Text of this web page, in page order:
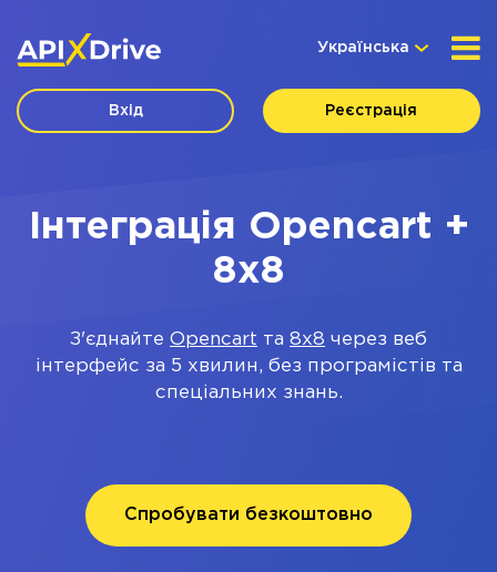
Українська
Вхід Реєстрація
Інтеграція Opencart +
8x8
З'єднайте Opencart та 8x8 через веб
інтерфейс за 5 хвилин, без програмістів та
спеціальних знань.
Спробувати безкоштовно